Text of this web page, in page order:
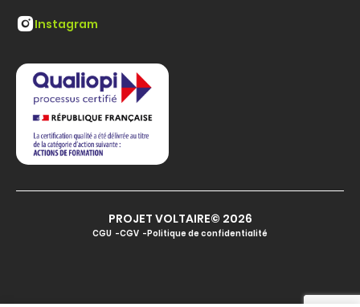
Instagram
PROJET VOLTAIRE© 2026
CGU CGV Politique de confidentialité